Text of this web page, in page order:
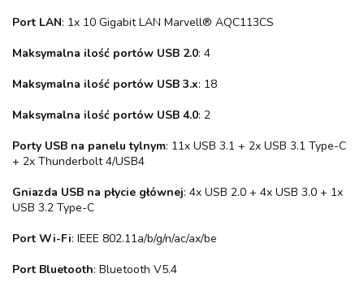
Port LAN: 1x 10 Gigabit LAN Marvell® AQC113CS
Maksymalna ilość portów USB 2.0: 4
Maksymalna ilość portów USB 3.x: 18
Maksymalna ilość portów USB 4.0: 2
Porty USB na panelu tylnym: 11x USB 3.1 + 2x USB 3.1 Type-C
+ 2x Thunderbolt 4/USB4
Gniazda USB na płycie głównej: 4x USB 2.0 + 4x USB 3.0 + 1x
USB 3.2 Type-C
Port Wi-Fi: IEEE 802.11a/b/g/n/ac/ax/be
Port Bluetooth: Bluetooth V5.4